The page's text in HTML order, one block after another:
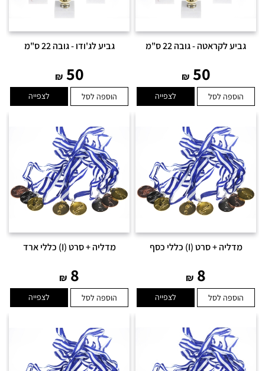
גביע לקראטה - גובה 22 ס"מ
50
₪
הוספה לסל לצפייה
גביע לג'ודו - גובה 22 ס"מ
50
₪
הוספה לסל לצפייה
מדליה + סרט (I) כללי כסף
8
₪
הוספה לסל לצפייה
מדליה + סרט (I) כללי ארד
8
₪
הוספה לסל לצפייה